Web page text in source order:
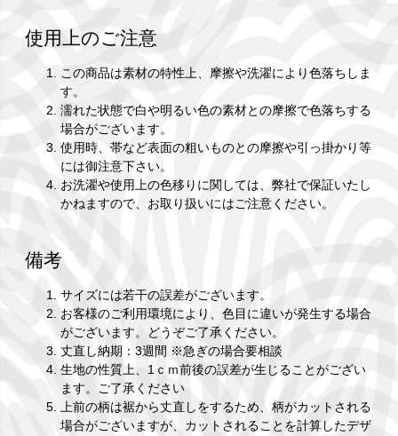
使用上のご注意
この商品は素材の特性上、摩擦や洗濯により色落ちしま
す。
濡れた状態で白や明るい色の素材との摩擦で色落ちする
場合がございます。
使用時、帯など表面の粗いものとの摩擦や引っ掛かり等
には御注意下さい。
お洗濯や使用上の色移りに関しては、弊社で保証いたし
かねますので、お取り扱いにはご注意ください。
備考
サイズには若干の誤差がございます。
お客様のご利用環境により、色目に違いが発生する場合
がございます。どうぞご了承ください。
丈直し納期：3週間 ※急ぎの場合要相談
生地の性質上、1ｃｍ前後の誤差が生じることがござい
ます。ご了承ください
上前の柄は裾から丈直しをするため、柄がカットされる
場合がございますが、カットされることを計算したデザ